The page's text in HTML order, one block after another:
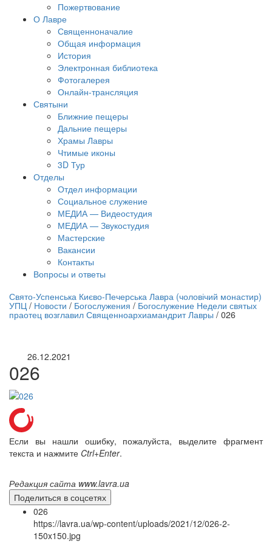
Пожертвование
О Лавре
Священноначалие
Общая информация
История
Электронная библиотека
Фотогалерея
Онлайн-трансляция
Святыни
Ближние пещеры
Дальние пещеры
Храмы Лавры
Чтимые иконы
3D Тур
Отделы
Отдел информации
Социальное служение
МЕДИА — Видеостудия
МЕДИА — Звукостудия
Мастерские
Вакансии
Контакты
Вопросы и ответы
трансляция | 12 сентября
трансляции
Свято-Успенська Києво-Печерська Лавра (чоловічий монастир)
УПЦ / Новости / Богослужения / Богослужение Недели святых
праотец возглавил Священноархиамандрит Лавры / 026
26.12.2021
026
Если вы нашли ошибку, пожалуйста, выделите фрагмент
текста и нажмите Ctrl+Enter.
Редакция сайта www.lavra.ua
Поделиться в соцсетях
026
https://lavra.ua/wp-content/uploads/2021/12/026-2-
150x150.jpg